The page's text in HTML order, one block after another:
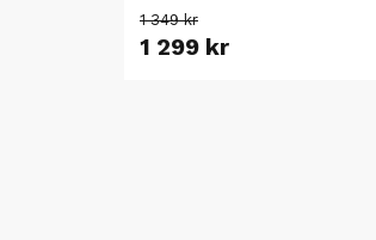
1 349 kr
1 299 kr